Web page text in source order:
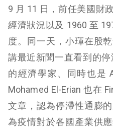
9 月 11 日，前任美國財
經濟狀況以及 1960 至
度。同一天，小琿在股
講最近新聞一直看到的
的經濟學家、同時也是
Mohamed El-Erian 也在
文章，認為停滯性通膨
為疫情對於各國產業供